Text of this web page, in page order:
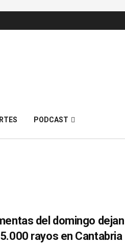
PODCAST
del domingo dejan
rayos en Cantabria